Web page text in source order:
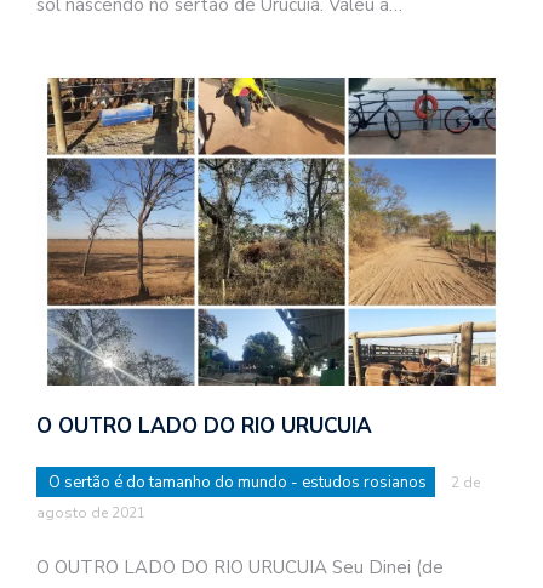
O OUTRO LADO DO RIO URUCUIA
O sertão é do tamanho do mundo - estudos rosianos
2 de
agosto de 2021
O OUTRO LADO DO RIO URUCUIA Seu Dinei (de